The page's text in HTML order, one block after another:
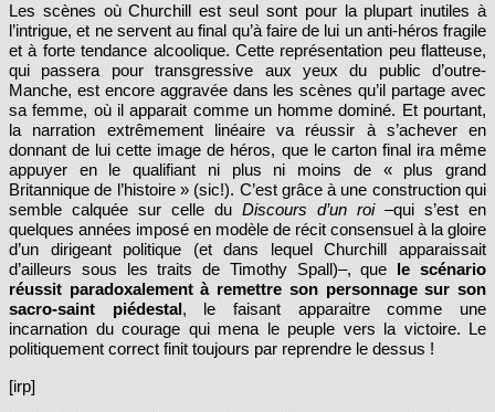
Les scènes où Churchill est seul sont pour la plupart inutiles à
l’intrigue, et ne servent au final qu’à faire de lui un anti-héros fragile
et à forte tendance alcoolique. Cette représentation peu flatteuse,
qui passera pour transgressive aux yeux du public d’outre-
Manche, est encore aggravée dans les scènes qu’il partage avec
sa femme, où il apparait comme un homme dominé. Et pourtant,
la narration extrêmement linéaire va réussir à s’achever en
donnant de lui cette image de héros, que le carton final ira même
appuyer en le qualifiant ni plus ni moins de « plus grand
Britannique de l’histoire » (sic!). C’est grâce à une construction qui
semble calquée sur celle du Discours d’un roi–qui s’est en
quelques années imposé en modèle de récit consensuel à la gloire
d’un dirigeant politique (et dans lequel Churchill apparaissait
d’ailleurs sous les traits de Timothy Spall)–, que
le scénario
réussit paradoxalement à remettre son personnage sur son
sacro-saint piédestal , le faisant apparaitre comme une
incarnation du courage qui mena le peuple vers la victoire. Le
politiquement correct finit toujours par reprendre le dessus !
[irp]